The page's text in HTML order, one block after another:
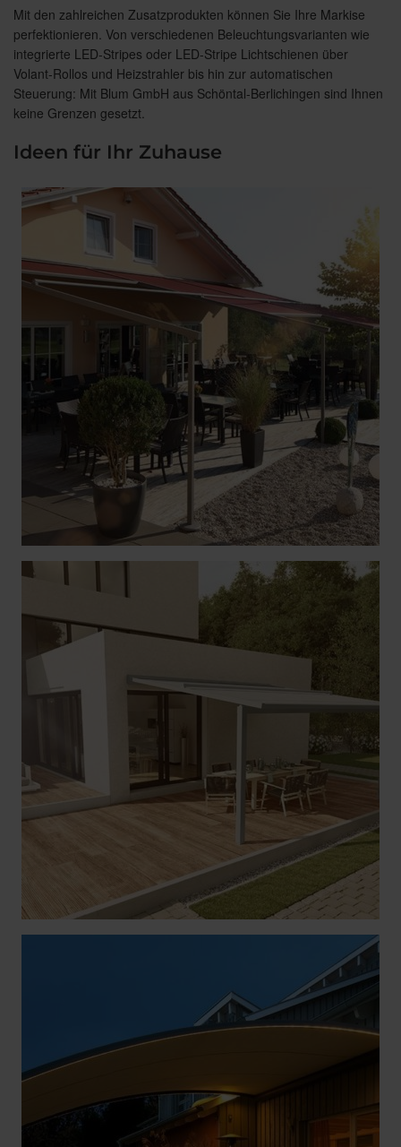
Mit den zahlreichen Zusatzprodukten können Sie Ihre Markise
perfektionieren. Von verschiedenen Beleuchtungsvarianten wie
integrierte LED-Stripes oder LED-Stripe Lichtschienen über
Volant-Rollos und Heizstrahler bis hin zur automatischen
Steuerung: Mit Blum GmbH aus Schöntal-Berlichingen sind Ihnen
keine Grenzen gesetzt.
Ideen für Ihr Zuhause